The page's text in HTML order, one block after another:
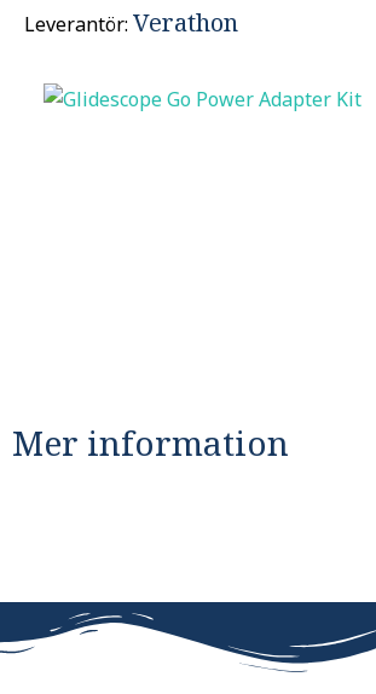
Leverantör: Verathon
Mer information